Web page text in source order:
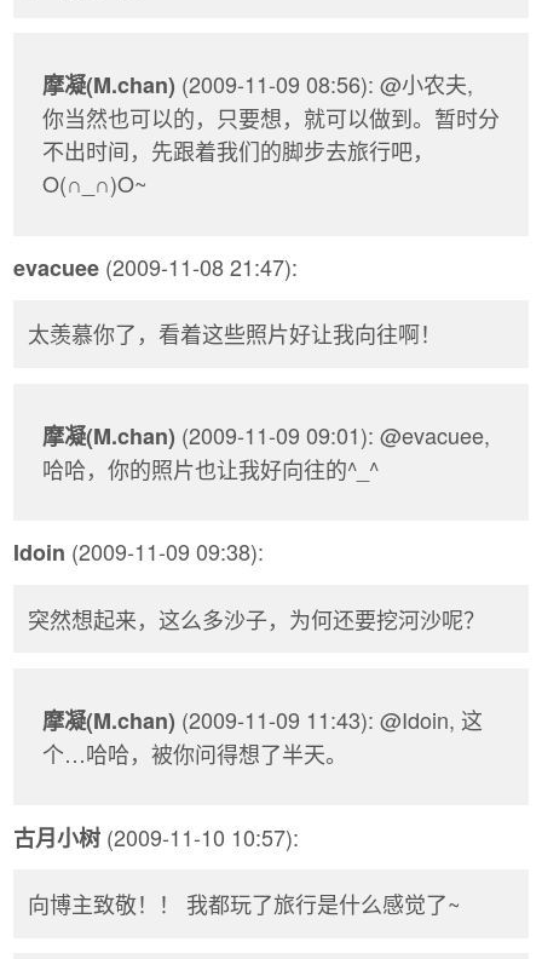
摩凝(M.chan) (2009-11-09 08:56): @小农夫,
你当然也可以的，只要想，就可以做到。暂时分
不出时间，先跟着我们的脚步去旅行吧，
O(∩_∩)O~
evacuee (2009-11-08 21:47):
太羡慕你了，看着这些照片好让我向往啊！
摩凝(M.chan) (2009-11-09 09:01): @evacuee,
哈哈，你的照片也让我好向往的^_^
Idoin (2009-11-09 09:38):
突然想起来，这么多沙子，为何还要挖河沙呢？
摩凝(M.chan) (2009-11-09 11:43): @Idoin, 这
个…哈哈，被你问得想了半天。
古月小树 (2009-11-10 10:57):
向博主致敬！！ 我都玩了旅行是什么感觉了~